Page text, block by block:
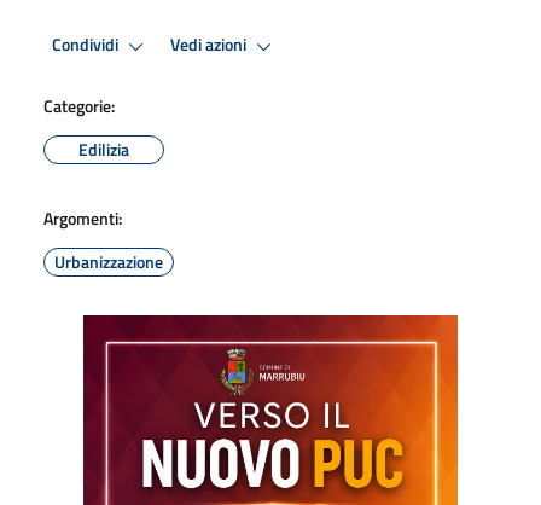
Condividi Vedi azioni
Categorie:
Edilizia
Argomenti:
Urbanizzazione